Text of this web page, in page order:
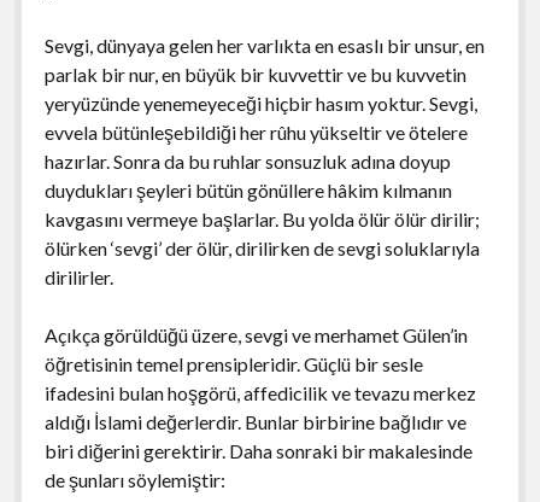
Sevgi, dünyaya gelen her varlıkta en esaslı bir unsur, en
parlak bir nur, en büyük bir kuvvettir ve bu kuvvetin
yeryüzünde yenemeyeceği hiçbir hasım yoktur. Sevgi,
evvela bütünleşebildiği her rûhu yükseltir ve ötelere
hazırlar. Sonra da bu ruhlar sonsuzluk adına doyup
duydukları şeyleri bütün gönüllere hâkim kılmanın
kavgasını vermeye başlarlar. Bu yolda ölür ölür dirilir;
ölürken ‘sevgi’ der ölür, dirilirken de sevgi soluklarıyla
dirilirler.
Açıkça görüldüğü üzere, sevgi ve merhamet Gülen’in
öğretisinin temel prensipleridir. Güçlü bir sesle
ifadesini bulan hoşgörü, affedicilik ve tevazu merkez
aldığı İslami değerlerdir. Bunlar birbirine bağlıdır ve
biri diğerini gerektirir. Daha sonraki bir makalesinde
de şunları söylemiştir: